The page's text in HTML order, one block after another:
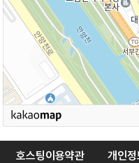
호스팅이용약관 개인